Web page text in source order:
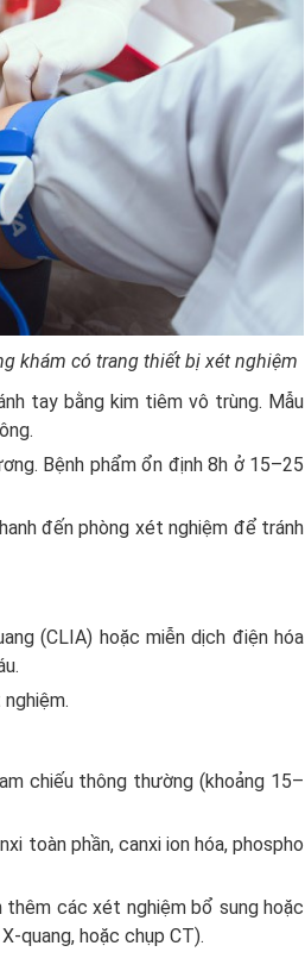
khám có trang thiết bị xét nghiệm
tay bằng kim tiêm vô trùng. Mẫu
Bệnh phẩm ổn định 8h ở 15–25
đến phòng xét nghiệm để tránh
(CLIA) hoặc miễn dịch điện hóa
chiếu thông thường (khoảng 15–
toàn phần, canxi ion hóa, phospho
các xét nghiệm bổ sung hoặc
quang, hoặc chụp CT).